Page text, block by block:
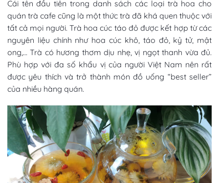
Cái tên đầu tiên trong danh sáchcác loại trà hoa cho
quán trà cafe cũng là một thức trà đã khá quen thuộc với
tất cả mọi người. Trà hoa cúc táo đỏ được kết hợp từ các
nguyên liệu chính như hoa cúc khô, táo đỏ, kỷ tử, mật
ong,… Trà có hương thơm dịu nhẹ, vị ngọt thanh vừa đủ.
Phù hợp với đa số khẩu vị của người Việt Nam nên rất
được yêu thích và trở thành món đồ uống “best seller”
của nhiều hàng quán.